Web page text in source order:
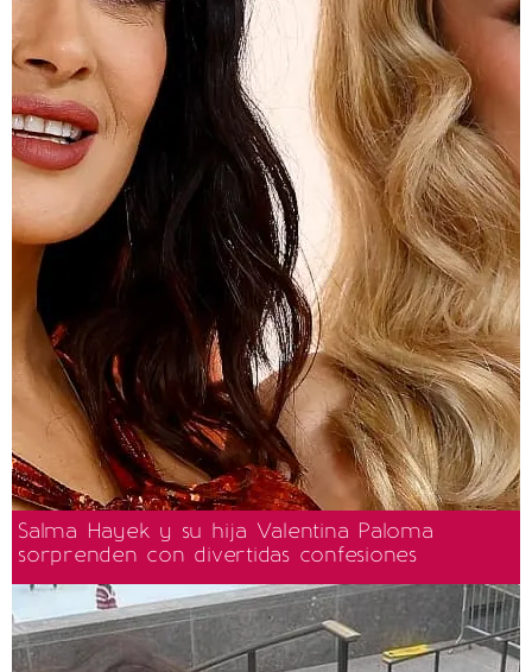
Salma Hayek y su hija Valentina Paloma
sorprenden con divertidas confesiones